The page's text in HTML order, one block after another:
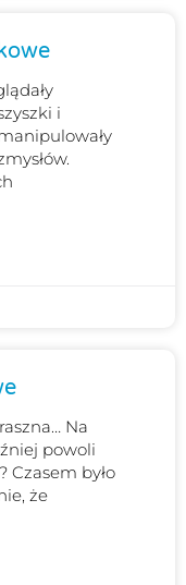
i
Na
powoli
Czasem było
że